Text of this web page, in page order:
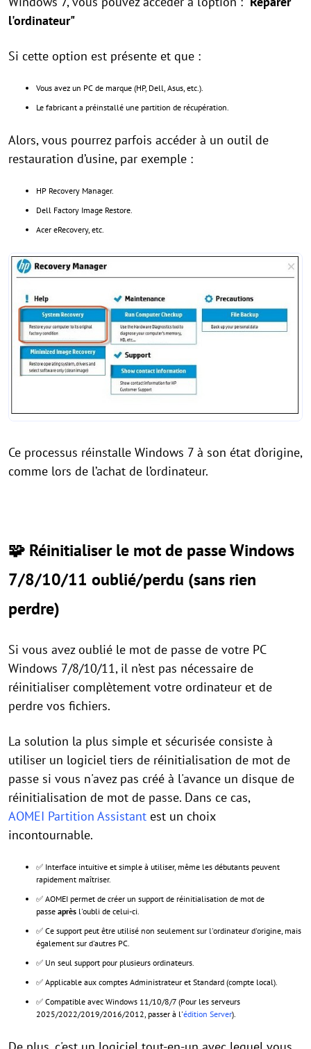
l'ordinateur"
Si cette option est présente et que :
Vous avez un PC de marque (HP, Dell, Asus, etc.).
Le fabricant a préinstallé une partition de récupération.
Alors, vous pourrez parfois accéder à un outil de
restauration d’usine, par exemple :
HP Recovery Manager.
Dell Factory Image Restore.
Acer eRecovery, etc.
Ce processus réinstalle Windows 7 à son état d’origine,
comme lors de l’achat de l’ordinateur.
🧩 Réinitialiser le mot de passe Windows
7/8/10/11 oublié/perdu (sans rien
perdre)
Si vous avez oublié le mot de passe de votre PC
Windows 7/8/10/11, il n’est pas nécessaire de
réinitialiser complètement votre ordinateur et de
perdre vos fichiers.
La solution la plus simple et sécurisée consiste à
utiliser un logiciel tiers de réinitialisation de mot de
passe si vous n'avez pas créé à l'avance un disque de
réinitialisation de mot de passe. Dans ce cas,
AOMEI Partition Assistant est un choix
incontournable.
✅ Interface intuitive et simple à utiliser, même les débutants peuvent
rapidement maîtriser.
✅ AOMEI permet de créer un support de réinitialisation de mot de
passe après l'oubli de celui-ci.
✅ Ce support peut être utilisé non seulement sur l'ordinateur d'origine, mais
également sur d'autres PC.
✅ Un seul support pour plusieurs ordinateurs.
✅ Applicable aux comptes Administrateur et Standard (compte local).
✅ Compatible avec Windows 11/10/8/7 (Pour les serveurs
2025/2022/2019/2016/2012, passer à l'édition Server).